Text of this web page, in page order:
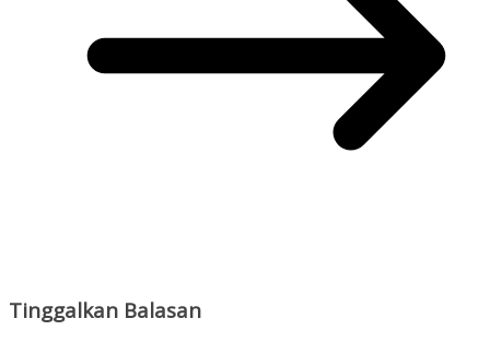
Tinggalkan Balasan